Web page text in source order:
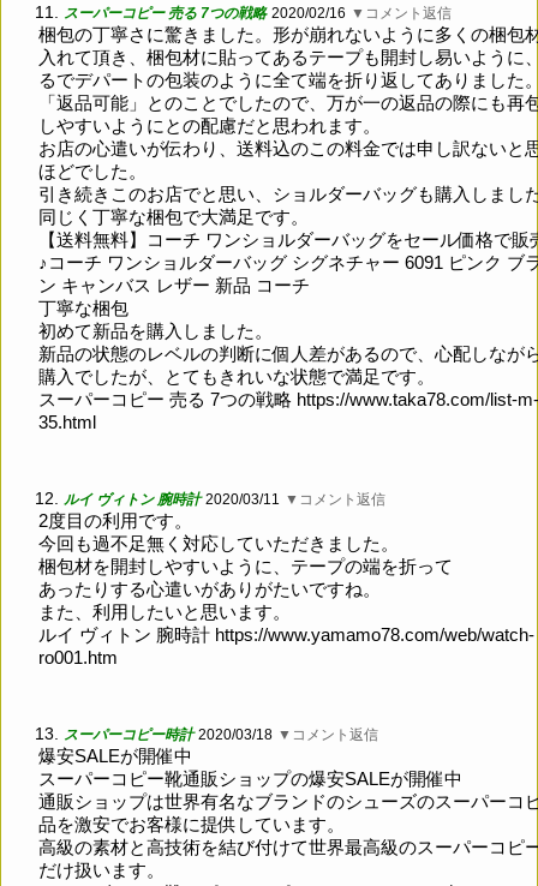
11. スーパーコピー 売る 7つの戦略 2020/02/16 ▼コメント返信
梱包の丁寧さに驚きました。形が崩れないように多くの梱包
入れて頂き、梱包材に貼ってあるテープも開封し易いように
るでデパートの包装のように全て端を折り返してありました
「返品可能」とのことでしたので、万が一の返品の際にも再
しやすいようにとの配慮だと思われます。
お店の心遣いが伝わり、送料込のこの料金では申し訳ないと
ほどでした。
引き続きこのお店でと思い、ショルダーバッグも購入しまし
同じく丁寧な梱包で大満足です。
【送料無料】コーチ ワンショルダーバッグをセール価格で販
♪コーチ ワンショルダーバッグ シグネチャー 6091 ピンク ブ
ン キャンバス レザー 新品 コーチ
丁寧な梱包
初めて新品を購入しました。
新品の状態のレベルの判断に個人差があるので、心配しなが
購入でしたが、とてもきれいな状態で満足です。
スーパーコピー 売る 7つの戦略 https://www.taka78.com/list-m-
35.html
12. ルイ ヴィトン 腕時計 2020/03/11 ▼コメント返信
2度目の利用です。
今回も過不足無く対応していただきました。
梱包材を開封しやすいように、テープの端を折って
あったりする心遣いがありがたいですね。
また、利用したいと思います。
ルイ ヴィトン 腕時計 https://www.yamamo78.com/web/watch-
ro001.htm
13. スーパーコピー時計 2020/03/18 ▼コメント返信
爆安SALEが開催中
スーパーコピー靴通販ショップの爆安SALEが開催中
通販ショップは世界有名なブランドのシューズのスーパーコ
品を激安でお客様に提供しています。
高級の素材と高技術を結び付けて世界最高級のスーパーコピ
だけ扱います。